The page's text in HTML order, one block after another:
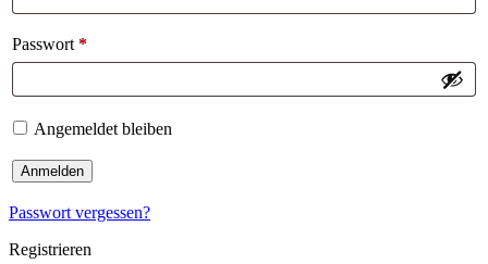
Passwort *
Angemeldet bleiben
Anmelden
Passwort vergessen?
Registrieren